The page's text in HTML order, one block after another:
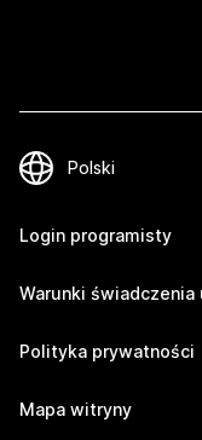
Login programisty
Warunki świadczenia
Polityka prywatności
Mapa witryny